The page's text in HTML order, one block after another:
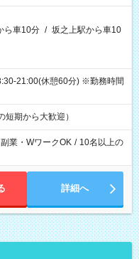
ら車10分 / 坂之上駅から車10
21:00(休憩60分) ※勤務時間
期から大歓迎）
副業・WワークOK / 10名以上の
詳細へ